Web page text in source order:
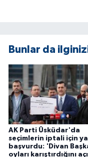
Bunlar da
AK Parti Üsküdar'da
seçimlerin iptali için
başvurdu: 'Divan
oyları karıştırdığını